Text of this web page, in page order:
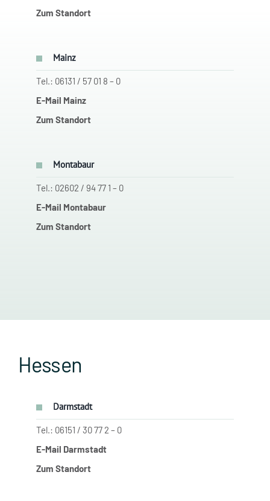
Zum Standort
Mainz
Tel.: 06131 / 57 01 8 – 0
E-Mail Mainz
Zum Standort
Montabaur
Tel.: 02602 / 94 77 1 – 0
E-Mail Montabaur
Zum Standort
Hessen
Darmstadt
Tel.: 06151 / 30 77 2 – 0
E-Mail Darmstadt
Zum Standort